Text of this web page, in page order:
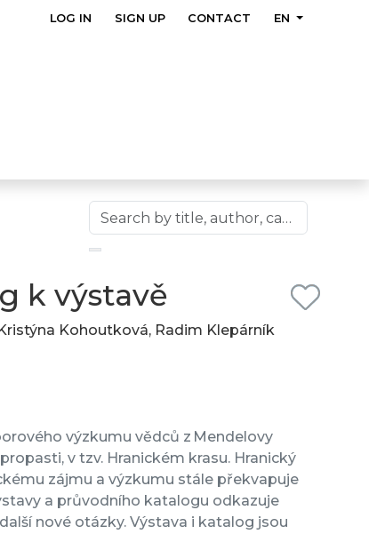
LOG IN SIGN UP CONTACT EN
k výstavě
Kohoutková, Radim Klepárník
výzkumu vědců z Mendelovy
v tzv. Hranickém krasu. Hranický
zájmu a výzkumu stále překvapuje
a průvodního katalogu odkazuje
nové otázky. Výstava i katalog jsou